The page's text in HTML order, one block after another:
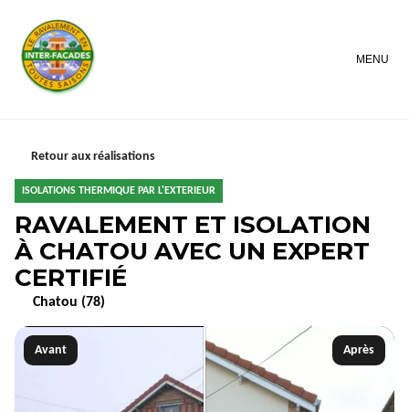
MENU
Retour aux réalisations
ISOLATIONS THERMIQUE PAR L'EXTERIEUR
RAVALEMENT ET ISOLATION
À CHATOU AVEC UN EXPERT
CERTIFIÉ
Chatou (78)
Avant Après